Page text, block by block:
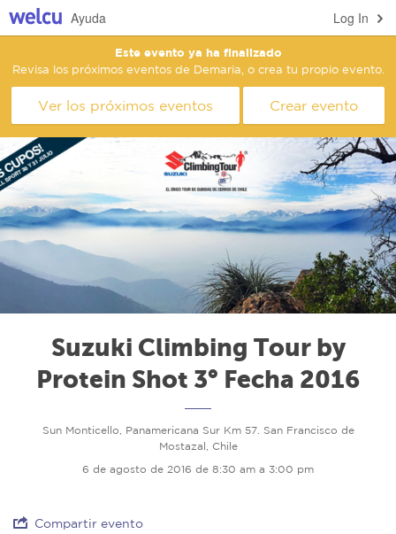
Log In
Ayuda
Este evento ya ha finalizado
Revisa los próximos eventos de Demaria, o crea tu propio evento.
Ver los próximos eventos Crear evento
Suzuki Climbing Tour by
Protein Shot 3° Fecha 2016
Sun Monticello, Panamericana Sur Km 57. San Francisco de
Mostazal, Chile
6 de agosto de 2016 de 8:30 am a 3:00 pm
Compartir evento